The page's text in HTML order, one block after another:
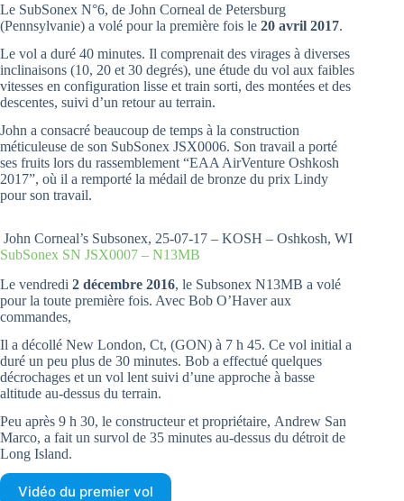
Le SubSonex N°6, de John Corneal de Petersburg
(Pennsylvanie) a volé pour la première fois le 20 avril 2017.
Le vol a duré 40 minutes. Il comprenait des virages à diverses
inclinaisons (10, 20 et 30 degrés), une étude du vol aux faibles
vitesses en configuration lisse et train sorti, des montées et des
descentes, suivi d’un retour au terrain.
John a consacré beaucoup de temps à la construction
méticuleuse de son SubSonex JSX0006. Son travail a porté
ses fruits lors du rassemblement “EAA AirVenture Oshkosh
2017”, où il a remporté la médail de bronze du prix Lindy
pour son travail.
John Corneal’s Subsonex, 25-07-17 – KOSH – Oshkosh, WI
SubSonex SN JSX0007 – N13MB
Le vendredi 2 décembre 2016, le Subsonex N13MB a volé
pour la toute première fois. Avec Bob O’Haver aux
commandes,
Il a décollé New London, Ct, (GON) à 7 h 45. Ce vol initial a
duré un peu plus de 30 minutes. Bob a effectué quelques
décrochages et un vol lent suivi d’une approche à basse
altitude au-dessus du terrain.
Peu après 9 h 30, le constructeur et propriétaire, Andrew San
Marco, a fait un survol de 35 minutes au-dessus du détroit de
Long Island.
Vidéo du premier vol